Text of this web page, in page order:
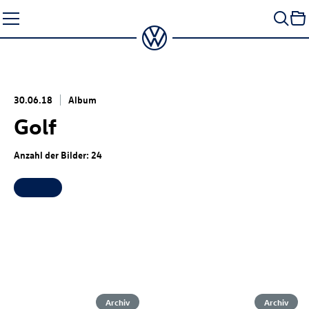
Seiteninhalt
springen
30.06.18 Album
Golf
Anzahl der Bilder: 24
Archiv Archiv